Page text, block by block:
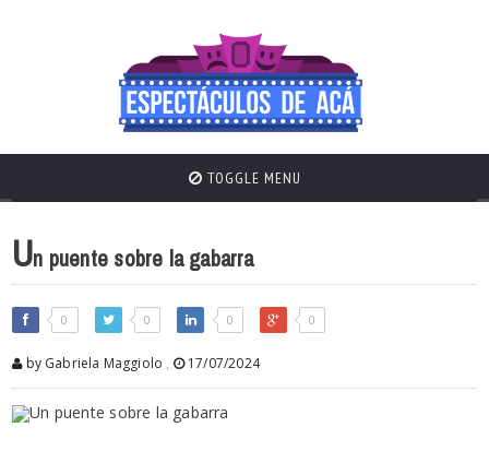
TOGGLE MENU
Un puente sobre la gabarra
0 0 0 0
by Gabriela Maggiolo , 17/07/2024